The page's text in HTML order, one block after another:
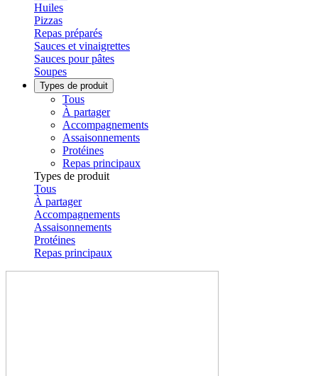
Huiles
Pizzas
Repas préparés
Sauces et vinaigrettes
Sauces pour pâtes
Soupes
Types de produit
Tous
À partager
Accompagnements
Assaisonnements
Protéines
Repas principaux
Types de produit
Tous
À partager
Accompagnements
Assaisonnements
Protéines
Repas principaux